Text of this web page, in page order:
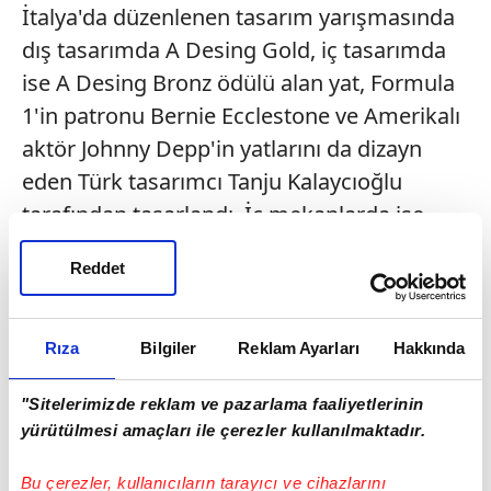
Rıza Bilgiler Reklam Ayarları Hakkında
"Sitelerimizde reklam ve pazarlama faaliyetlerinin
yürütülmesi amaçları ile çerezler kullanılmaktadır.
Bu çerezler, kullanıcıların tarayıcı ve cihazlarını
Reddet
İtalya'da düzenlenen tasarım yarışmasında
dış tasarımda A Desing Gold, iç tasarımda
ise A Desing Bronz ödülü alan yat, Formula
1'in patronu Bernie Ecclestone ve Amerikalı
aktör Johnny Depp'in yatlarını da dizayn
eden Türk tasarımcı Tanju Kalaycıoğlu
tarafından tasarlandı. İç mekanlarda ise
İngiliz tasarımcı Adam Lay'ın imzasın
taşıyan, yapımı 3 yılda tamamlanan 500
grostonluk Sarp 46'nın, saatteki hızı 14,8
knota ulaşabiliyor.
NE ARARSAN VAR
Aynı anda 12 misafir ve 9 mürettebatın
yaşayabileceği, 4 misafir kamarası, tekne